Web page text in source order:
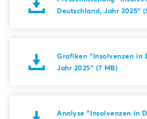
Deutschland, Jahr 2025"
Grafiken "Insolvenzen in
Jahr 2025" (7 MB)
Analyse "Insolvenzen in